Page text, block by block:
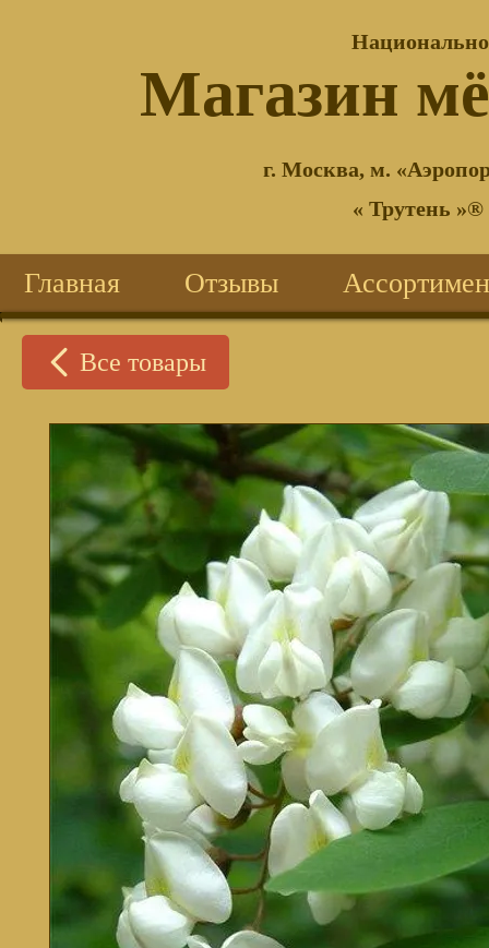
®
Магазин
г. Москва, м.
« Трутень
Главная Отзывы
Все товары